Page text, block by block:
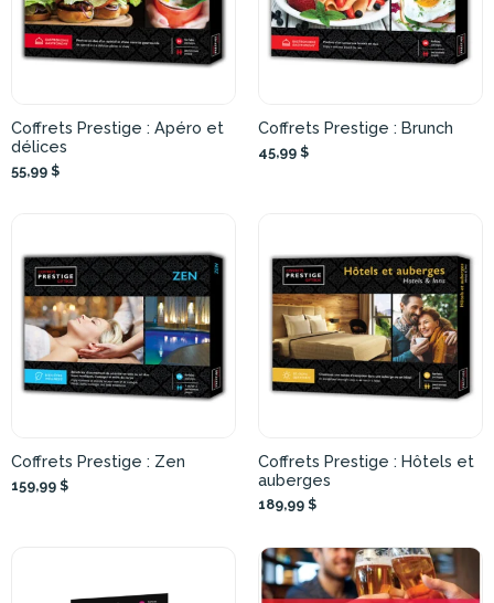
Coffrets Prestige : Apéro et
délices
55,99 $
Coffrets Prestige : Brunch
45,99 $
Coffrets Prestige : Zen
159,99 $
Coffrets Prestige : Hôtels et
auberges
189,99 $